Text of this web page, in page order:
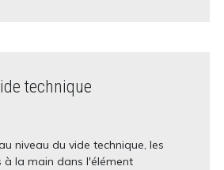
technique
niveau du vide technique, les
à la main dans l'élément